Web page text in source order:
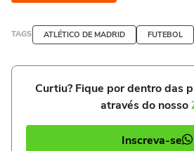
TAGS ATLÉTICO DE MADRID FUTEBOL
Curtiu? Fique por dentro das
através do nosso
Inscreva-se